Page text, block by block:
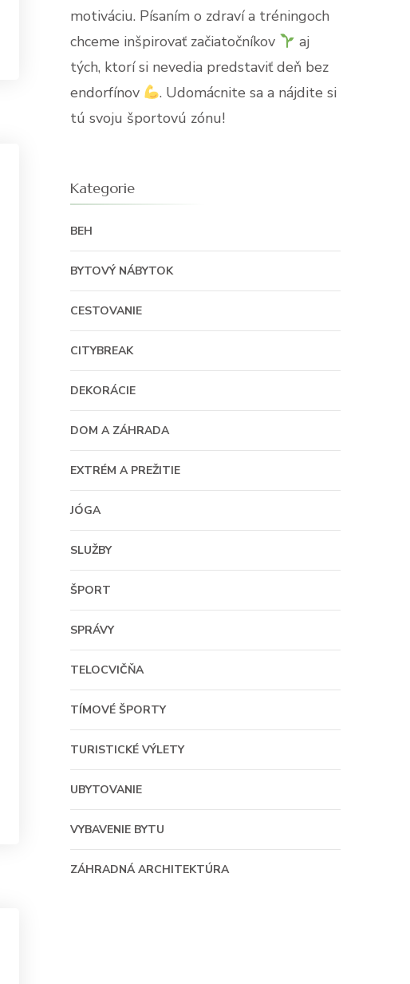
motiváciu. Písaním o zdraví a tréningoch
chceme inšpirovať začiatočníkov
aj
tých, ktorí si nevedia predstaviť deň bez
endorfínov
. Udomácnite sa a nájdite si
tú svoju športovú zónu!
Kategorie
BEH
BYTOVÝ NÁBYTOK
CESTOVANIE
CITYBREAK
DEKORÁCIE
DOM A ZÁHRADA
EXTRÉM A PREŽITIE
JÓGA
SLUŽBY
ŠPORT
SPRÁVY
TELOCVIČŇA
TÍMOVÉ ŠPORTY
TURISTICKÉ VÝLETY
UBYTOVANIE
VYBAVENIE BYTU
ZÁHRADNÁ ARCHITEKTÚRA